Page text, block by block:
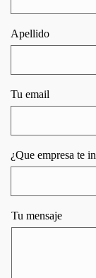
Apellido
Tu email
¿Que empresa te
Tu mensaje